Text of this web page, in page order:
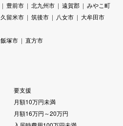
豊前市 北九州市 遠賀郡 みやこ町
久留米市 筑後市 八女市
大牟田市
飯塚市 直方市
要支援
月額10万円未満
月額16万円～20万円